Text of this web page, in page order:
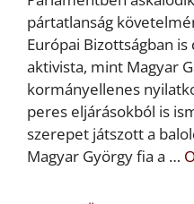
pártatlanság
Európai Bizottságban
aktivista, mint Magyar
kormányellenes
peres eljárásokból is
szerepet játszott a
Magyar György fia a …